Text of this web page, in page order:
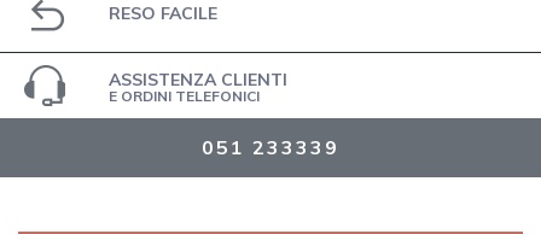
RESO FACILE
ASSISTENZA CLIENTI
E ORDINI TELEFONICI
051 233339